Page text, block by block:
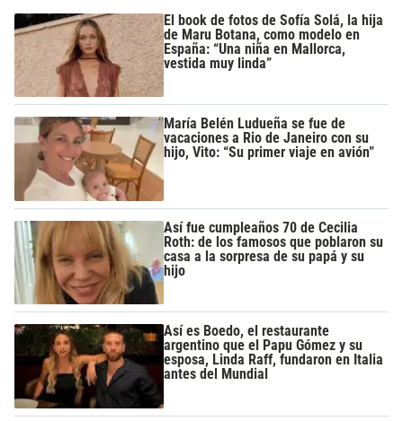
El book de fotos de Sofía Solá, la hija
de Maru Botana, como modelo en
España: “Una niña en Mallorca,
vestida muy linda”
María Belén Ludueña se fue de
vacaciones a Rio de Janeiro con su
hijo, Vito: “Su primer viaje en avión”
Así fue cumpleaños 70 de Cecilia
Roth: de los famosos que poblaron su
casa a la sorpresa de su papá y su
hijo
Así es Boedo, el restaurante
argentino que el Papu Gómez y su
esposa, Linda Raff, fundaron en Italia
antes del Mundial